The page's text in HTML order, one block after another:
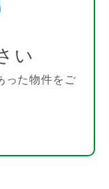
い
った物件をご